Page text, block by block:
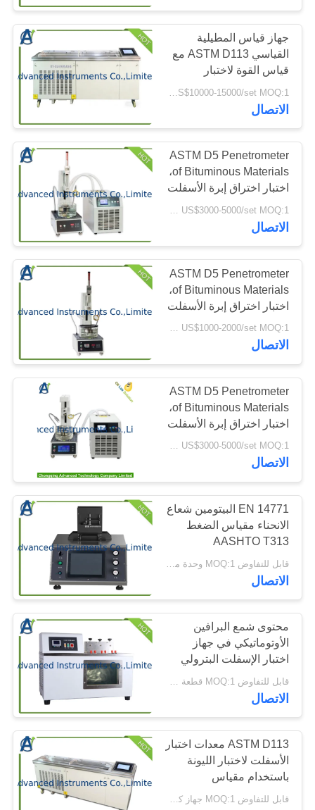
أخبار
حالات
اطلب
اقتباس
خريطة
الموقع
PRIVACY
POLICY
آلة اختبار الكابلات
94
معدات اختبار البترول
90
معدات اختبار مواد
البناء
42
معدات اختبار القابلية
للاشتعال
34
معدات اختبار النسيج
38
جهاز قياس المطيلية
القياسي ASTM D113 مع
قياس القوة لاختبار
الأسفلت في هندسة الطرق
الاتصال
ASTM D5 Penetrometer
of Bituminous Materials،
اختبار اختراق إبرة الأسفلت
US$3000-5000/set MOQ:1 مجموعة
الاتصال
ASTM D5 Penetrometer
of Bituminous Materials،
اختبار اختراق إبرة الأسفلت
US$1000-2000/set MOQ:1 مجموعة
الاتصال
ASTM D5 Penetrometer
of Bituminous Materials،
اختبار اختراق إبرة الأسفلت
US$3000-5000/set MOQ:1 مجموعة
الاتصال
EN 14771 البيتومين شعاع
الانحناء مقياس الضغط
AASHTO T313
AASHTO TP12 ASTM
D6648
الاتصال
محتوى شمع البرافين
الأوتوماتيكي في جهاز
اختبار الإسفلت البترولي
قابل للتفاوض MOQ:1 قطعة محتوى شمع البارافين في جهاز اختبار الزيت
الاتصال
ASTM D113 معدات اختبار
الأسفلت لاختبار الليونة
باستخدام مقياس
الدكتيلومتر
قابل للتفاوض MOQ:1 جهاز كمبيوتر معدات اختبار ليونة